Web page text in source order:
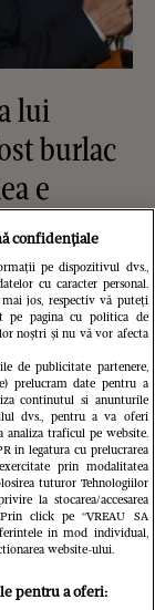
lui
burlac
e
care-mi
confidențiale
pe dispozitivul dvs.,
cu caracter personal.
jos, respectiv vă puteți
pe pagina cu politica de
noștri și nu vă vor afecta
de publicitate partenere,
prelucram date pentru a
continutul si anunturile
dvs., pentru a va oferi
analiza traficul pe website.
in legatura cu prelucrarea
prin modalitatea
tuturor Tehnologiilor
la stocarea/accesarea
click pe “VREAU SA
in mod individual,
website-ului.
pentru a oferi: